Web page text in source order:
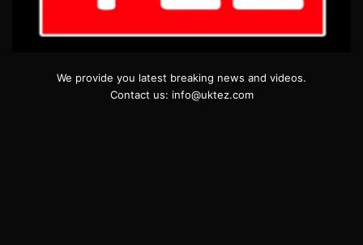
We provide you latest breaking news and videos.
Contact us: info@uktez.com